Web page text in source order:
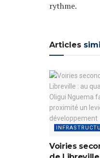
rythme.
Articles
Voiries